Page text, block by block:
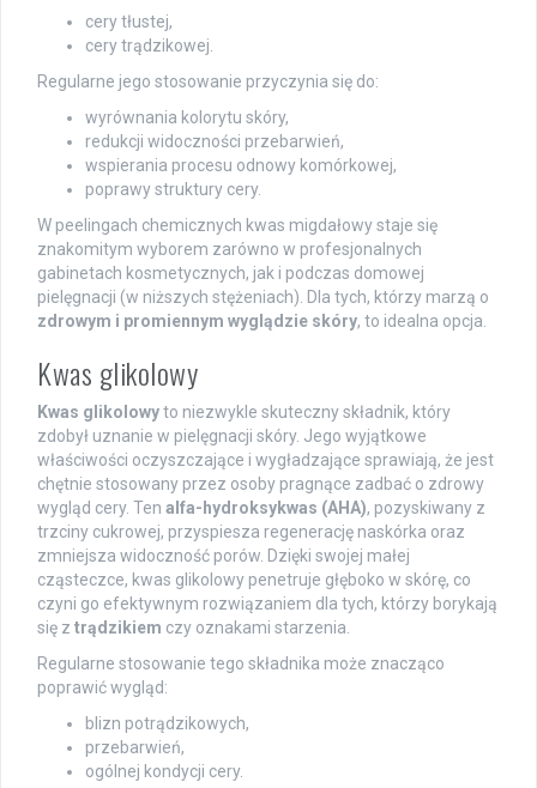
cery tłustej,
cery trądzikowej.
Regularne jego stosowanie przyczynia się do:
wyrównania kolorytu skóry,
redukcji widoczności przebarwień,
wspierania procesu odnowy komórkowej,
poprawy struktury cery.
W peelingach chemicznych kwas migdałowy staje się
znakomitym wyborem zarówno w profesjonalnych
gabinetach kosmetycznych, jak i podczas domowej
pielęgnacji (w niższych stężeniach). Dla tych, którzy marzą o
zdrowym i promiennym wyglądzie skóry, to idealna opcja.
Kwas glikolowy
Kwas glikolowyto niezwykle skuteczny składnik, który
zdobył uznanie w pielęgnacji skóry. Jego wyjątkowe
właściwości oczyszczające i wygładzające sprawiają, że jest
chętnie stosowany przez osoby pragnące zadbać o zdrowy
wygląd cery. Ten alfa-hydroksykwas (AHA), pozyskiwany z
trzciny cukrowej, przyspiesza regenerację naskórka oraz
zmniejsza widoczność porów. Dzięki swojej małej
cząsteczce, kwas glikolowy penetruje głęboko w skórę, co
czyni go efektywnym rozwiązaniem dla tych, którzy borykają
się z trądzikiem czy oznakami starzenia.
Regularne stosowanie tego składnika może znacząco
poprawić wygląd:
blizn potrądzikowych,
przebarwień,
ogólnej kondycji cery.